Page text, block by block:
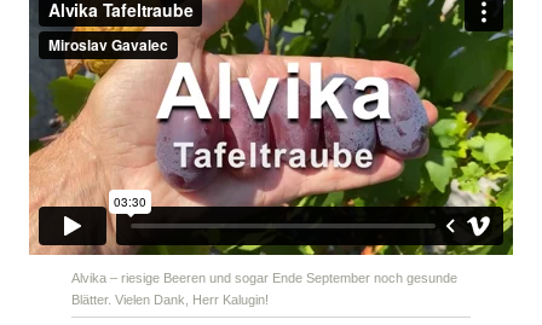
Alvika – riesige Beeren und sogar Ende September noch gesunde
Blätter. Vielen Dank, Herr Kalugin!